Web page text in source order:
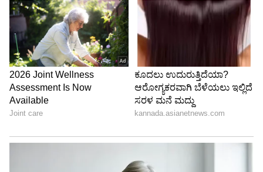
Image Credit :Instagram
ನಡುಕ ಹುಟ್ಟಿಸಿದ ವಿಜಯಲಕ್ಷ್ಮಿ
ಈತನಿಗೆ ಈಗ ವಿಜಯಲಕ್ಷ್ಮಿ ಅವರು ನಡುಕ ಹುಟ್ಟಿಸಿದ್ದಾರೆ.
ಪ್ರೊಫೈಲ್‌ಗಳ ಹಿಂದೆ ಅಡಗಿರುವ ಅಸಲಿ ಮುಖ ಯಾರದ್ದು
ಎಂದು ಪೊಲೀಸರು ತನಿಖೆ ಶುರು ಮಾಡಿದ್ದಾರೆ.